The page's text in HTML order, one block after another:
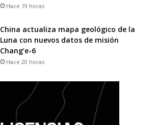
Hace 19 horas
China actualiza mapa geológico de la
Luna con nuevos datos de misión
Chang’e-6
Hace 20 horas